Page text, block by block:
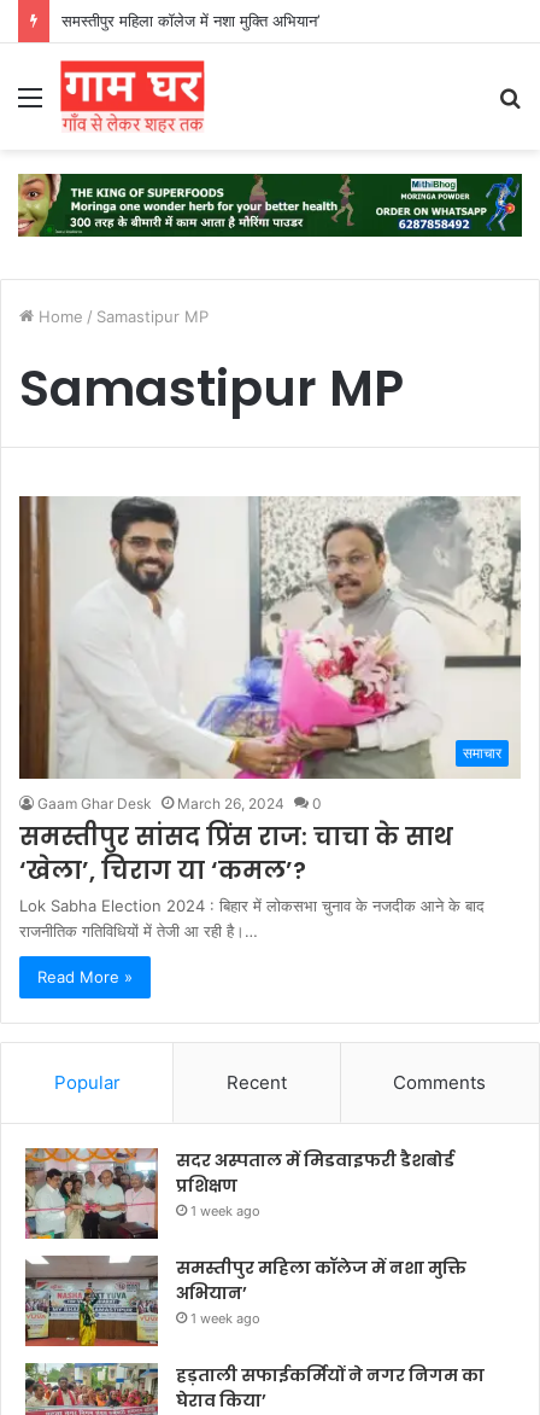
समस्तीपुर महिला कॉलेज में नशा मुक्ति अभियान’
Menu
Home / Samastipur MP
Samastipur MP
समाचार
Gaam Ghar Desk March 26, 2024 0
समस्तीपुर सांसद प्रिंस राज: चाचा के साथ
‘खेला’, चिराग या ‘कमल’?
Lok Sabha Election 2024 : बिहार में लोकसभा चुनाव के नजदीक आने के बाद
राजनीतिक गतिविधियों में तेजी आ रही है।…
Read More »
Popular Recent Comments
सदर अस्पताल में मिडवाइफरी डैशबोर्ड
प्रशिक्षण
1 week ago
समस्तीपुर महिला कॉलेज में नशा मुक्ति
अभियान’
1 week ago
हड़ताली सफाईकर्मियों ने नगर निगम का
घेराव किया’